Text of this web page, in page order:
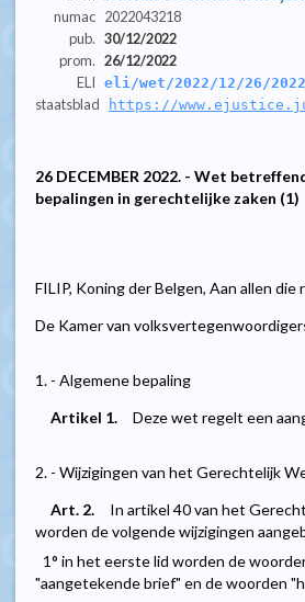
numac 2022043218
pub. 30/12/2022
prom. 26/12/2022
ELI eli/wet/2022/12/26/
staatsblad https://
26 DECEMBER 2022. - Wet
bepalingen in gerechtelijke zaken (1)
FILIP, Koning der Belgen, Aan allen
De Kamer van
1. - Algemene bepaling
Artikel 1.
Deze wet regelt een
2. - Wijzigingen van het Gerechtelijk
Art. 2.
In artikel 40 van het
worden de volgende wijzigingen
1° in het eerste lid worden de
"aangetekende brief" en de woorden